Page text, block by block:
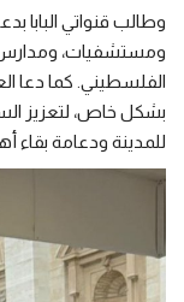
وطالب قنواتي البابا
ومستشفيات، ومدارس،
الفلسطيني. كما دعا
بشكل خاص، لتعزيز
للمدينة ودعامة بقاء